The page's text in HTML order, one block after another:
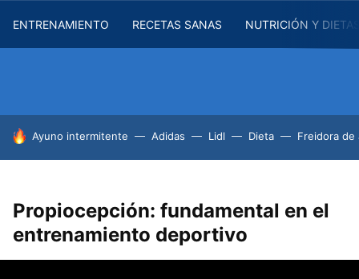
ENTRENAMIENTO RECETAS SANAS NUTRICIÓN Y
HOY SE HABLA DE
Ayuno intermitente Adidas Lidl Dieta Freidora de
Propiocepción: fundamental en el
entrenamiento deportivo